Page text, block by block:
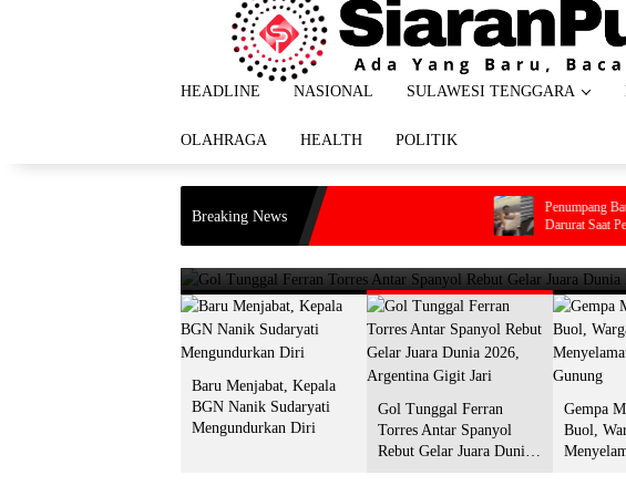
HEADLINE NASIONAL SULAWESI TENGGARA
OLAHRAGA HEALTH POLITIK
Breaking News
Penumpang Batik Air Diduga
Darurat Saat Pesawat
di Dalam Kabin
HEADLINE
Gol Tunggal Ferran Torres Antar Spanyol
2026, Argentina Gigit Jari
Baru Menjabat, Kepala
BGN Nanik Sudaryati
Mengundurkan Diri
Gol Tunggal Ferran
Torres Antar Spanyol
Rebut Gelar Juara Dunia
2026, Argentina Gigit Jari
Gempa
Buol,